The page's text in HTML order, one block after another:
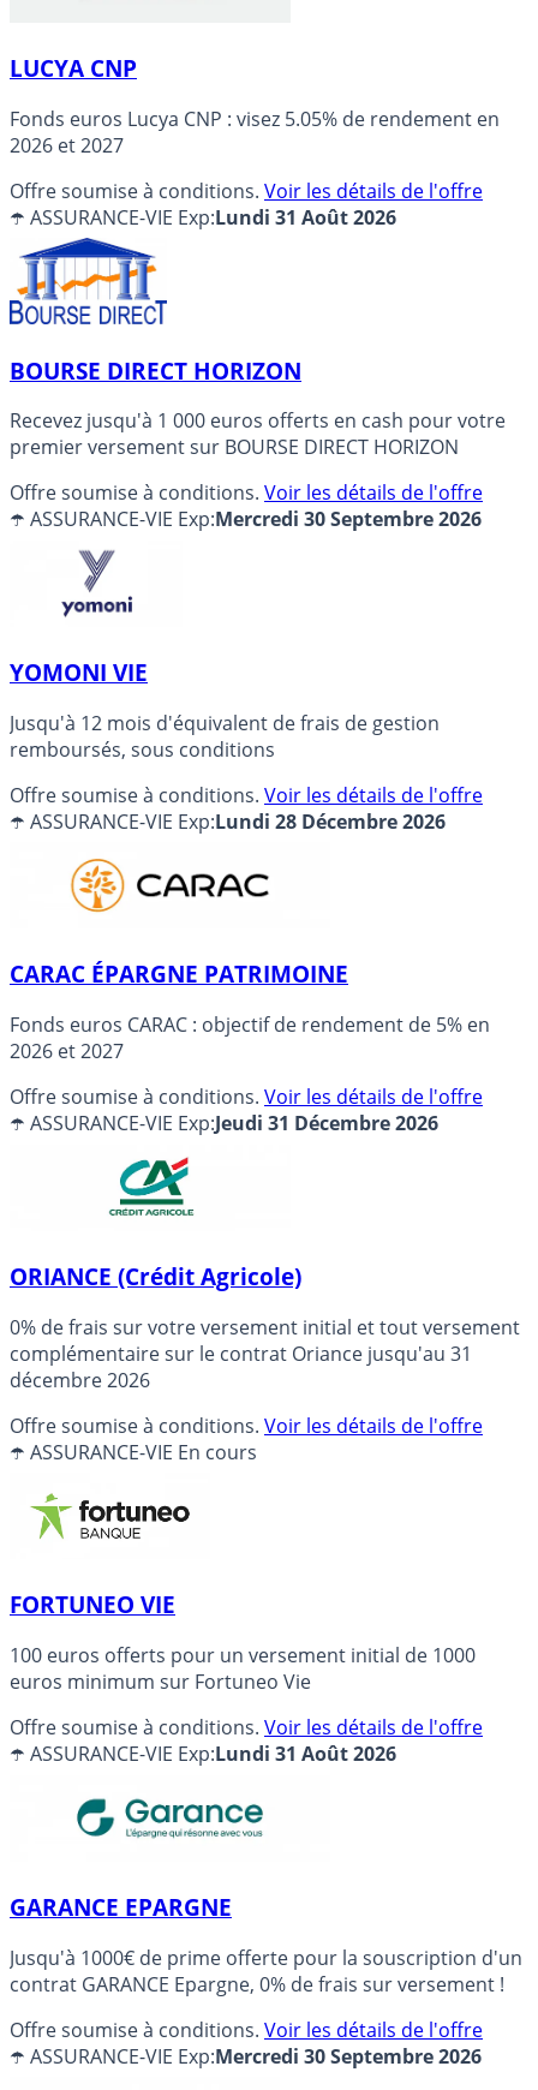
LUCYA CNP
Fonds euros Lucya CNP : visez 5.05% de rendement en
2026 et 2027
Offre soumise à conditions. Voir les détails de l'offre
☂️ ASSURANCE-VIE Exp:Lundi 31 Août 2026
BOURSE DIRECT HORIZON
Recevez jusqu'à 1 000 euros offerts en cash pour votre
premier versement sur BOURSE DIRECT HORIZON
Offre soumise à conditions. Voir les détails de l'offre
☂️ ASSURANCE-VIE Exp:Mercredi 30 Septembre 2026
YOMONI VIE
Jusqu'à 12 mois d'équivalent de frais de gestion
remboursés, sous conditions
Offre soumise à conditions. Voir les détails de l'offre
☂️ ASSURANCE-VIE Exp:Lundi 28 Décembre 2026
CARAC ÉPARGNE PATRIMOINE
Fonds euros CARAC : objectif de rendement de 5% en
2026 et 2027
Offre soumise à conditions. Voir les détails de l'offre
☂️ ASSURANCE-VIE Exp:Jeudi 31 Décembre 2026
ORIANCE (Crédit Agricole)
0% de frais sur votre versement initial et tout versement
complémentaire sur le contrat Oriance jusqu'au 31
décembre 2026
Offre soumise à conditions. Voir les détails de l'offre
☂️ ASSURANCE-VIE En cours
FORTUNEO VIE
100 euros offerts pour un versement initial de 1000
euros minimum sur Fortuneo Vie
Offre soumise à conditions. Voir les détails de l'offre
☂️ ASSURANCE-VIE Exp:Lundi 31 Août 2026
GARANCE EPARGNE
Jusqu'à 1000€ de prime offerte pour la souscription d'un
contrat GARANCE Epargne, 0% de frais sur versement !
Offre soumise à conditions. Voir les détails de l'offre
☂️ ASSURANCE-VIE Exp:Mercredi 30 Septembre 2026